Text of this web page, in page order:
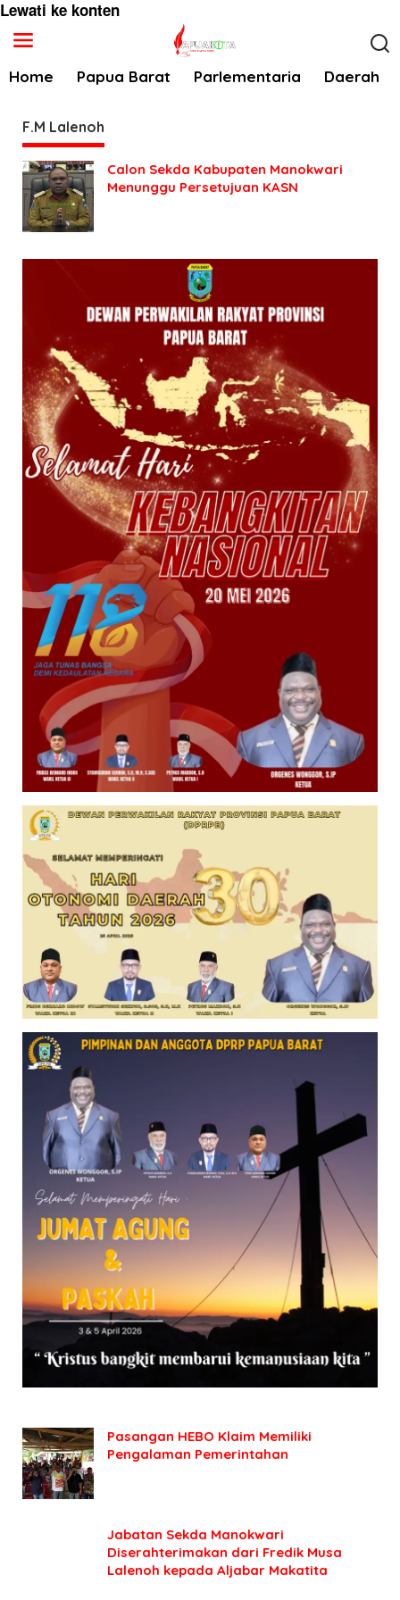
Lewati ke konten
Home Papua Barat Parlementaria Daerah
F.M Lalenoh
Calon Sekda Kabupaten Manokwari
Menunggu Persetujuan KASN
Pasangan HEBO Klaim Memiliki
Pengalaman Pemerintahan
Jabatan Sekda Manokwari
Diserahterimakan dari Fredik Musa
Lalenoh kepada Aljabar Makatita